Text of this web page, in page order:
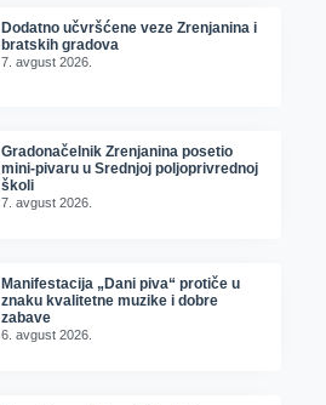
Dodatno učvršćene veze Zrenjanina i
bratskih gradova
7. avgust 2026.
Gradonačelnik Zrenjanina posetio
mini-pivaru u Srednjoj poljoprivrednoj
školi
7. avgust 2026.
Manifestacija „Dani piva“ protiče u
znaku kvalitetne muzike i dobre
zabave
6. avgust 2026.